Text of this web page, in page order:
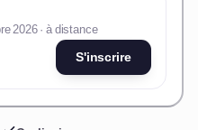
2026 · à distance
S'inscrire